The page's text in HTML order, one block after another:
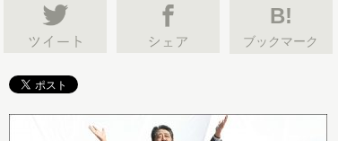
B!
ブックマーク